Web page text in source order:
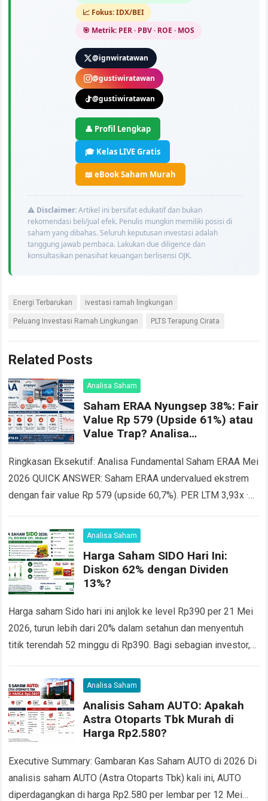
📈 Fokus: IDX/BEI
🎯 Metrik: PER · PBV · ROE · MOS
@ignwiratawan
@gustiwiratawan
@gustiwiratawan
👤 Profil Lengkap
🎓 Kelas LIVE Gratis
📖 eBook Saham Murah
⚠️ Disclaimer:Artikel ini bersifat edukatif dan bukan
rekomendasi beli/jual efek. Penulis mungkin memiliki posisi di
saham yang dibahas. Seluruh keputusan investasi adalah
tanggung jawab pembaca. Lakukan due diligence dan
konsultasikan penasihat keuangan berlisensi OJK.
Energi Terbarukan ivestasi ramah lingkungan
Peluang Investasi Ramah Lingkungan PLTS Terapung Cirata
Related Posts
Analisa Saham
Saham ERAA Nyungsep 38%: Fair
Value Rp 579 (Upside 61%) atau
Value Trap? Analisa
Ringkasan Eksekutif: Analisa Fundamental Saham ERAA Mei
2026 QUICK ANSWER: Saham ERAA undervalued ekstrem
dengan fair value Rp 579 (upside 60,7%). PER LTM 3,93x ·
Analisa Saham
Harga Saham SIDO Hari Ini:
Diskon 62% dengan Dividen
13%?
Harga saham Sido hari ini anjlok ke level Rp390 per 21 Mei
2026, turun lebih dari 20% dalam setahun dan menyentuh
titik terendah 52 minggu di Rp390. Bagi sebagian investor,…
Analisa Saham
Analisis Saham AUTO: Apakah
Astra Otoparts Tbk Murah di
Harga Rp2.580?
Executive Summary: Gambaran Kas Saham AUTO di 2026 Di
analisis saham AUTO (Astra Otoparts Tbk) kali ini, AUTO
diperdagangkan di harga Rp2.580 per lembar per 12 Mei